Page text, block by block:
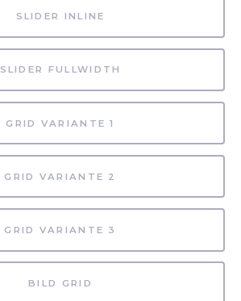
SLIDER INLINE
SLIDER FULLWIDTH
GRID VARIANTE 1
GRID VARIANTE 2
GRID VARIANTE 3
BILD GRID